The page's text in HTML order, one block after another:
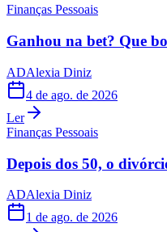
Finanças Pessoais
Ganhou na bet? Que
ADAlexia Diniz
4 de ago. de 2026
Ler
Finanças Pessoais
Depois dos 50, o
ADAlexia Diniz
1 de ago. de 2026